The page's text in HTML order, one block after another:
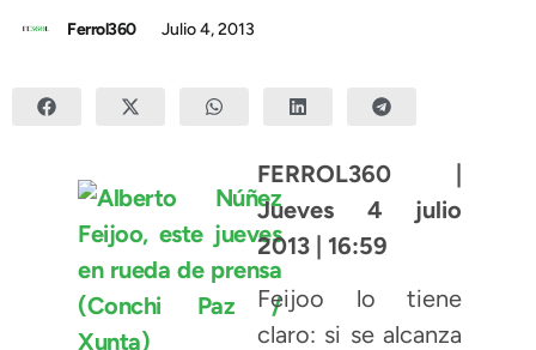
Ferrol360 Julio 4, 2013
FERROL360 |
Jueves 4 julio
2013 | 16:59
Feijoo lo tiene
claro: si se alcanza